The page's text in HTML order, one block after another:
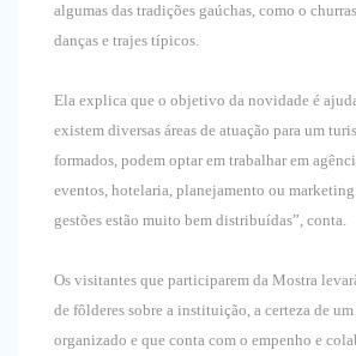
algumas das tradições gaúchas, como o
danças e trajes típicos.
Ela explica que o objetivo da novidade é
existem diversas áreas de atuação para um
formados, podem optar em trabalhar em
eventos, hotelaria, planejamento ou
gestões estão muito bem distribuídas”, conta.
Os visitantes que participarem da Mostra
de fôlderes sobre a instituição, a certeza de
organizado e que conta com o empenho e